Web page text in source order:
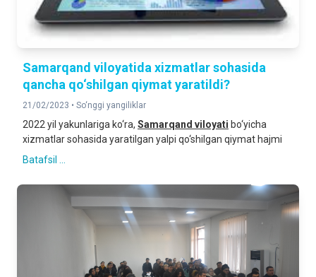
Samarqand viloyatida xizmatlar sohasida
qancha qo‘shilgan qiymat yaratildi?
21/02/2023 • So‘nggi yangiliklar
2022 yil yakunlariga ko‘ra, Samarqand viloyati bo‘yicha
xizmatlar sohasida yaratilgan yalpi qo‘shilgan qiymat hajmi
Batafsil ...